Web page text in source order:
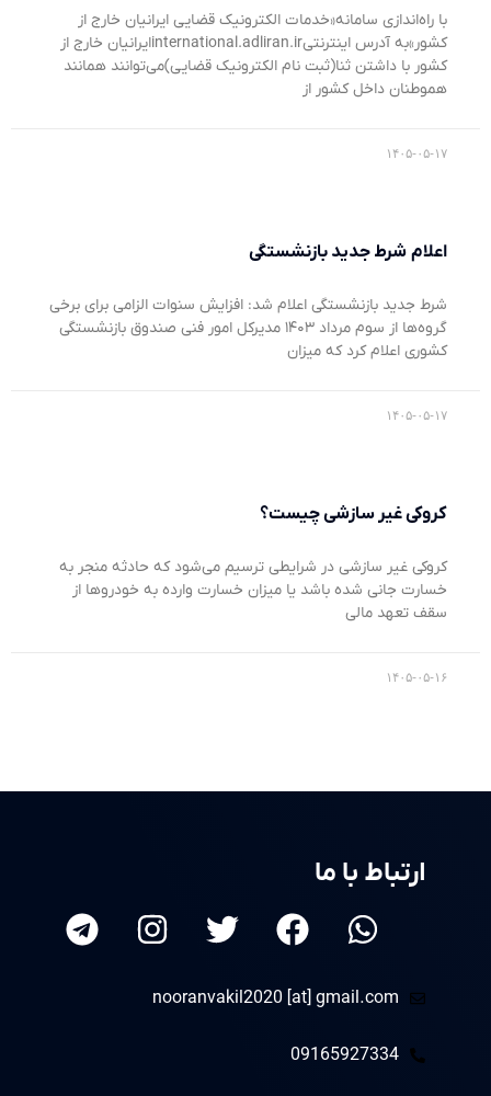
با راه‌اندازی سامانه«خدمات الکترونیک قضایی ایرانیان خارج از
کشور»به آدرس اینترنتیinternational.adliran.irایرانیان خارج از
کشور با داشتن ثنا(ثبت نام الکترونیک قضایی)می‌توانند همانند
هموطنان داخل کشور از
۱۴۰۵-۰۵-۱۷
اعلام شرط جدید بازنشستگی
شرط جدید بازنشستگی اعلام شد: افزایش سنوات الزامی برای برخی
گروه‌ها از سوم مرداد ۱۴۰۳ مدیرکل امور فنی صندوق بازنشستگی
کشوری اعلام کرد که میزان
۱۴۰۵-۰۵-۱۷
کروکی غیر سازشی چیست؟
کروکی غیر سازشی در شرایطی ترسیم می‌شود که حادثه منجر به
خسارت جانی شده باشد یا میزان خسارت وارده به خودروها از
سقف تعهد مالی
۱۴۰۵-۰۵-۱۶
ارتباط با ما
nooranvakil2020 [at] gmail.com
09165927334